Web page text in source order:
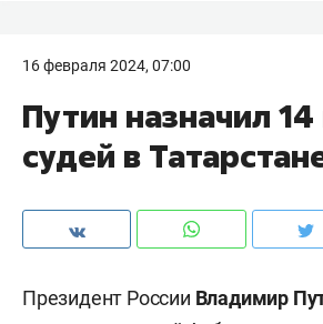
16 февраля 2024, 07:00
Путин назначил
судей в
Президент России Владимир